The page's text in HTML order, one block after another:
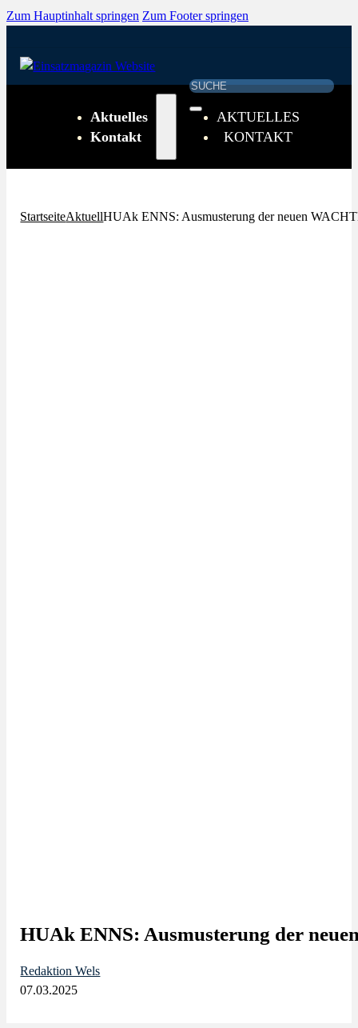
Zum Hauptinhalt springen Zum Footer springen
Suchen
Aktuelles
Kontakt
AKTUELLES
KONTAKT
StartseiteAktuellHUAk ENNS: Ausmusterung der neuen
HUAk ENNS: Ausmusterung der
Redaktion Wels
07.03.2025